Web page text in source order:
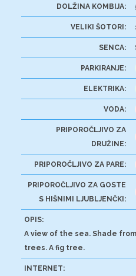
DOLŽINA KOMBIJA:
VELIKI ŠOTORI:
SENCA:
PARKIRANJE:
ELEKTRIKA:
VODA:
PRIPOROČLJIVO ZA
DRUŽINE:
PRIPOROČLJIVO ZA PARE:
PRIPOROČLJIVO ZA GOSTE
S HIŠNIMI LJUBLJENČKI:
OPIS:
A view of the sea. Shade
trees. A fig tree.
INTERNET: